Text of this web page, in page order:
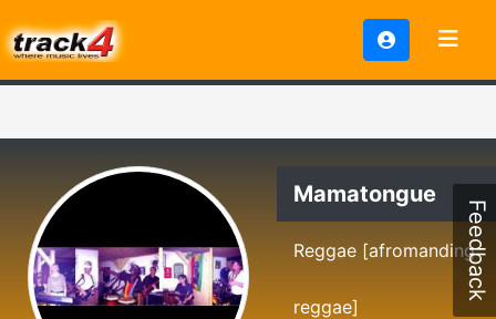
Mamatongue
Reggae [afromanding
reggae]
Feedback